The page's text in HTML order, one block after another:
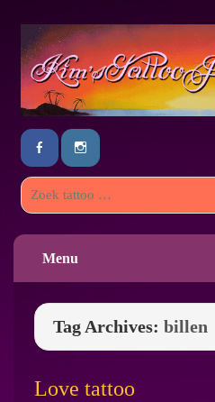
Menu
Tag Archives: billen
Love tattoo